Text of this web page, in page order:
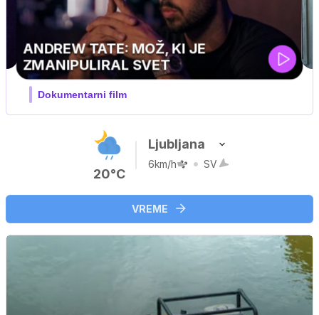
MOJ PRIJATELJ PINGVIN
Film meseca / družinski, pustolovski
20°C
Ljubljana
6km/h SV
VREME